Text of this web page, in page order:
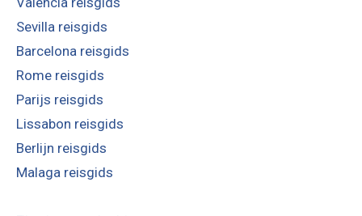
Sevilla reisgids
Barcelona reisgids
Rome reisgids
Parijs reisgids
Lissabon reisgids
Berlijn reisgids
Malaga reisgids